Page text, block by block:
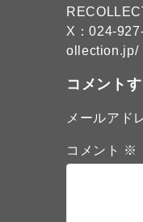
X：024-
コメント
メールアド
コメント ※